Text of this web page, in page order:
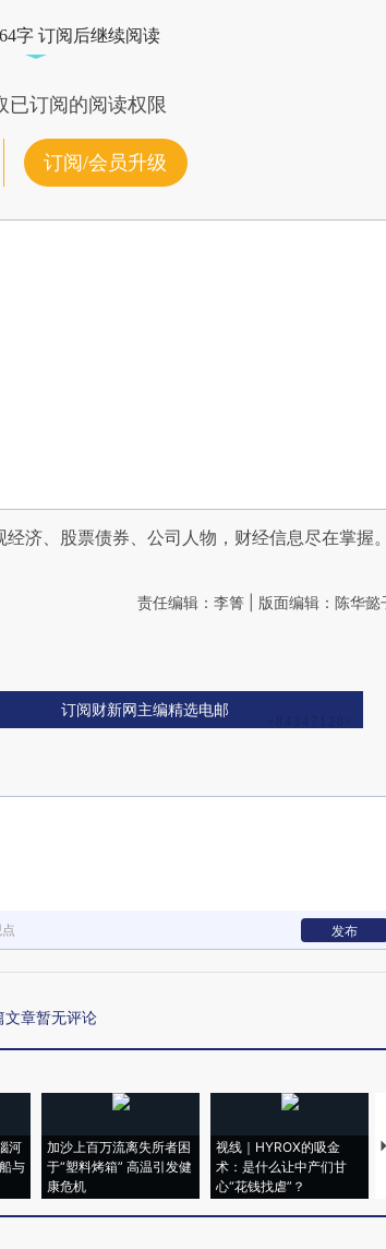
字 订阅后继续阅读
已订阅的阅读权限
订阅/会员升级
经济、股票债券、公司人物，财经信息尽在掌握。
责任编辑：李箐 | 版面编辑：陈华懿
订阅财新网主编精选电邮
发布
文章暂无评论
河
与
加沙上百万流离失所者困
于“塑料烤箱” 高温引发健
康危机
视线｜HYROX的吸金
术：是什么让中产们甘
心“花钱找虐”？